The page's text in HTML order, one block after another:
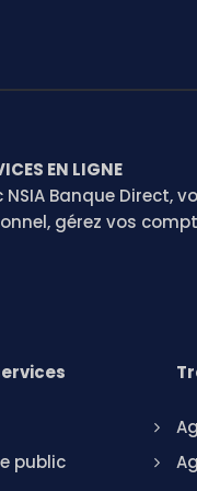
EN LIGNE
NSIA Banque Direct,
gérez vos
public